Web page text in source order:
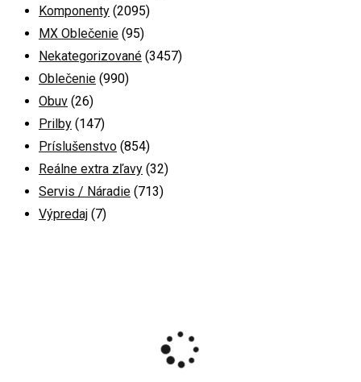
Komponenty (2095)
MX Oblečenie (95)
Nekategorizované (3457)
Oblečenie (990)
Obuv (26)
Prilby (147)
Príslušenstvo (854)
Reálne extra zľavy (32)
Servis / Náradie (713)
Výpredaj (7)